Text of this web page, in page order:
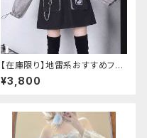
【在庫限り】地雷系おすすめフリ
ースセットアップ ワンピース＋ウ
エストストラップベルト
¥3,800